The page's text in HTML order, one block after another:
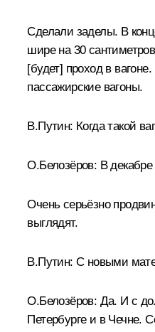
Сделали заделы. В
шире на 30
[будет] проход в
пассажирские вагоны.
В.Путин: Когда такой
О.Белозёров: В
Очень серьёзно
выглядят.
В.Путин: С новыми
О.Белозёров: Да. И с
Петербурге и в Чечне.